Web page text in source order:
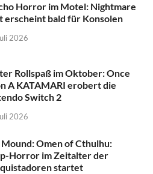
Horror im Motel: Nightmare
erscheint bald für Konsolen
2026
Rollspaß im Oktober: Once
A KATAMARI erobert die
Switch 2
2026
Omen of Cthulhu:
Horror im Zeitalter der
startet